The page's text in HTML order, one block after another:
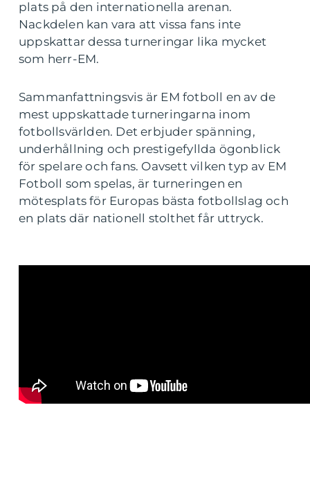
plats på den internationella arenan.
Nackdelen kan vara att vissa fans inte
uppskattar dessa turneringar lika mycket
som herr-EM.
Sammanfattningsvis är EM fotboll en av de
mest uppskattade turneringarna inom
fotbollsvärlden. Det erbjuder spänning,
underhållning och prestigefyllda ögonblick
för spelare och fans. Oavsett vilken typ av EM
Fotboll som spelas, är turneringen en
mötesplats för Europas bästa fotbollslag och
en plats där nationell stolthet får uttryck.